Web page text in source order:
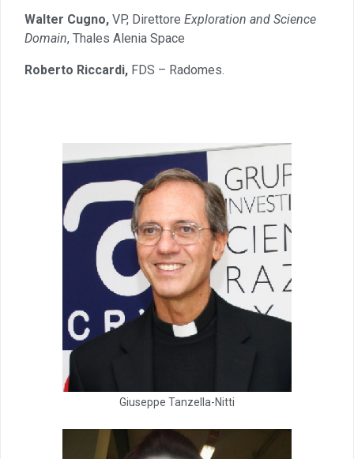
Walter Cugno, VP, Direttore Exploration and Science
Domain, Thales Alenia Space
Roberto Riccardi, FDS – Radomes.
Giuseppe Tanzella-Nitti